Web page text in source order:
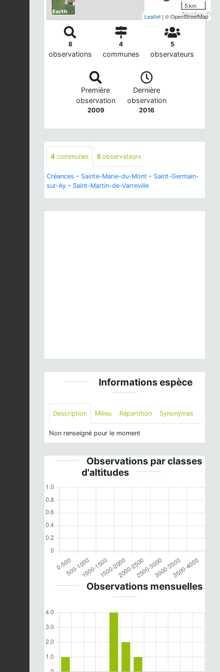
Nombre
5 km
Leaflet | © OpenStreetMap
8
observations
4
communes
5
observateurs
Première
observation
2009
Dernière
observation
2016
4 communes 5 observateurs
Créances - Sainte-Marie-du-Mont - Saint-Germain-
sur-Ay - Saint-Martin-de-Varreville
Informations espèce
Description Milieu Répartition Synonymes
Non renseigné pour le moment
Observations par classes
d'altitudes
Observations mensuelles